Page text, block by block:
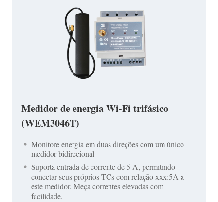
Medidor de energia Wi-Fi trifásico
(WEM3046T)
Monitore energia em duas direções com um único
medidor bidirecional
Suporta entrada de corrente de 5 A, permitindo
conectar seus próprios TCs com relação xxx:5A a
este medidor. Meça correntes elevadas com
facilidade.